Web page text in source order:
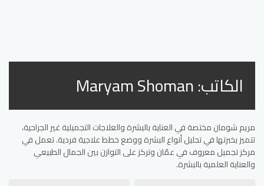
الكاتب:Maryam Shoman
مريم شومان مختصة في العناية بالبشرة والعلاجات التجميلية غير الجراحية،
تتميز بخبرتها في تحليل أنواع البشرة ووضع خطط علاجية فردية. تعمل في
مركز تجميل معروف في عمّان وتركز على التوازن بين الجمال الطبيعي
والعناية العلمية بالبشرة.